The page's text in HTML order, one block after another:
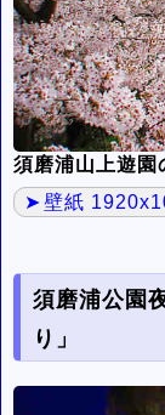
須磨浦山上遊園
壁紙
須磨浦公園
り」